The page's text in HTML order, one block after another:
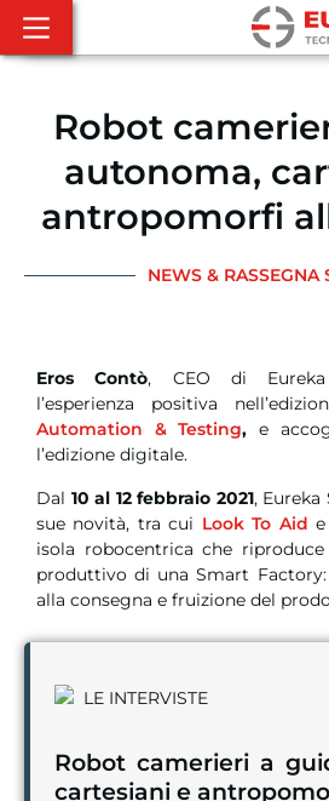
Robot
autonoma,
antropomorfi
NEWS & RASSEGNA
Eros Contò, CEO di Eureka
l’esperienza positiva
Automation & Testing, e
l’edizione digitale.
Dal 10 al 12 febbraio 2021, Eureka
sue novità, tra cui Look To Aid e
isola robocentrica che
produttivo di una Smart
alla consegna e fruizione del
LE INTERVISTE
Robot camerieri a
cartesiani e